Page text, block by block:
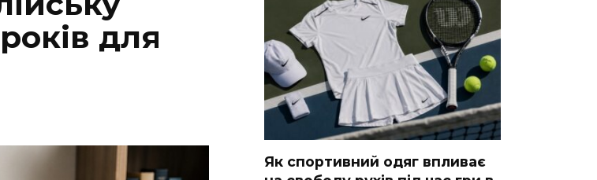
для
Як спортивний одяг впливає